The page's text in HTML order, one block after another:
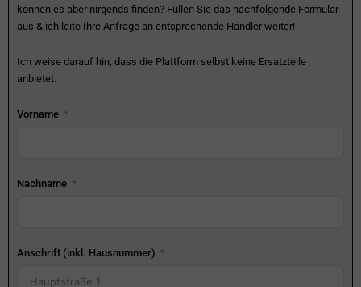
können es aber nirgends finden? Füllen Sie das nachfolgende Formular
aus & ich leite Ihre Anfrage an entsprechende Händler weiter!
Ich weise darauf hin, dass die Plattform selbst keine Ersatzteile
anbietet.
Vorname
Nachname
Anschrift (inkl. Hausnummer)